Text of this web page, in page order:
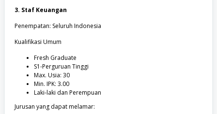
3. Staf Keuangan
Penempatan: Seluruh Indonesia
Kualifikasi Umum
Fresh Graduate
S1-Perguruan Tinggi
Max. Usia: 30
Min. IPK: 3.00
Laki-laki dan Perempuan
Jurusan yang dapat melamar: